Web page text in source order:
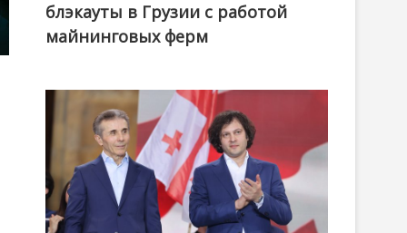
блэкауты в Грузии с работой
майнинговых ферм